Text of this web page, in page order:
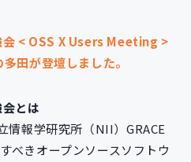
会 < OSS X Users Meeting >
田が登壇しました。
とは
情報学研究所（NII）GRACE
べきオープンソースソフトウ